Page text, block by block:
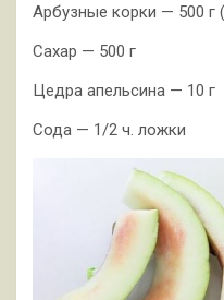
Арбузные корки — 500
Сахар — 500 г
Цедра апельсина — 10 г
Сода — 1/2 ч. ложки